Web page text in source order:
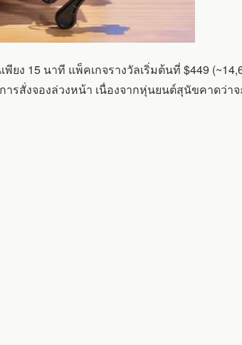
ง 15 นาที แพ็คเกจรางวัลเริ่มต้นที่ $449
รสั่งจองล่วงหน้า เนื่องจากหุ่นยนต์สุนัขคาดว่า